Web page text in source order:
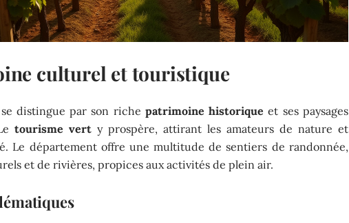
culturel et touristique
distingue par son riche patrimoine historique et ses paysages
tourisme vert y prospère, attirant les amateurs de nature et
Le département offre une multitude de sentiers de randonnée,
et de rivières, propices aux activités de plein air.